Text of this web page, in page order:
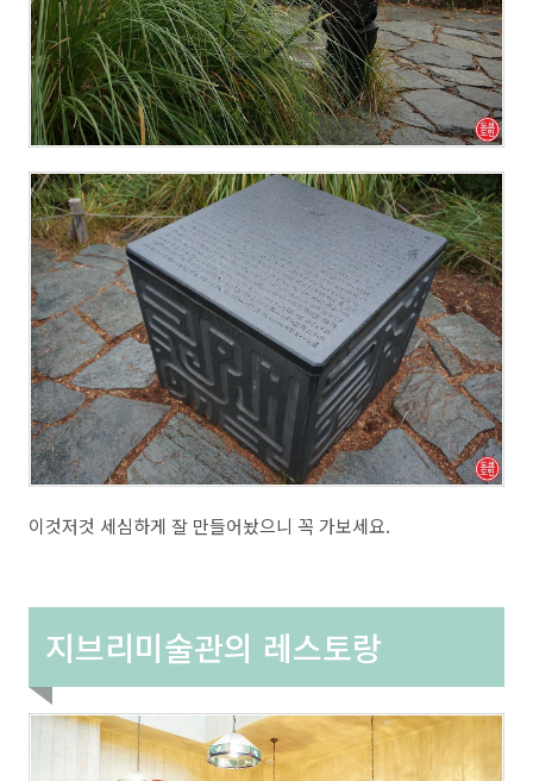
이것저것 세심하게 잘 만들어놨으니 꼭 가보세요.
지브리미술관의 레스토랑